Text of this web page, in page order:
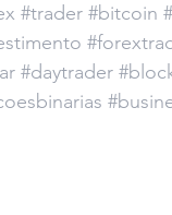
#trader #bitcoin
#daytrader